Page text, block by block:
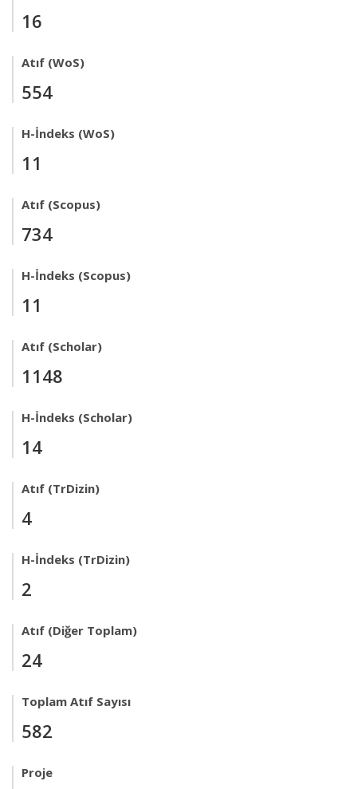
16
Atıf (WoS)
554
H-İndeks (WoS)
11
Atıf (Scopus)
734
H-İndeks (Scopus)
11
Atıf (Scholar)
1148
H-İndeks (Scholar)
14
Atıf (TrDizin)
4
H-İndeks (TrDizin)
2
Atıf (Diğer Toplam)
24
Toplam Atıf Sayısı
582
Proje